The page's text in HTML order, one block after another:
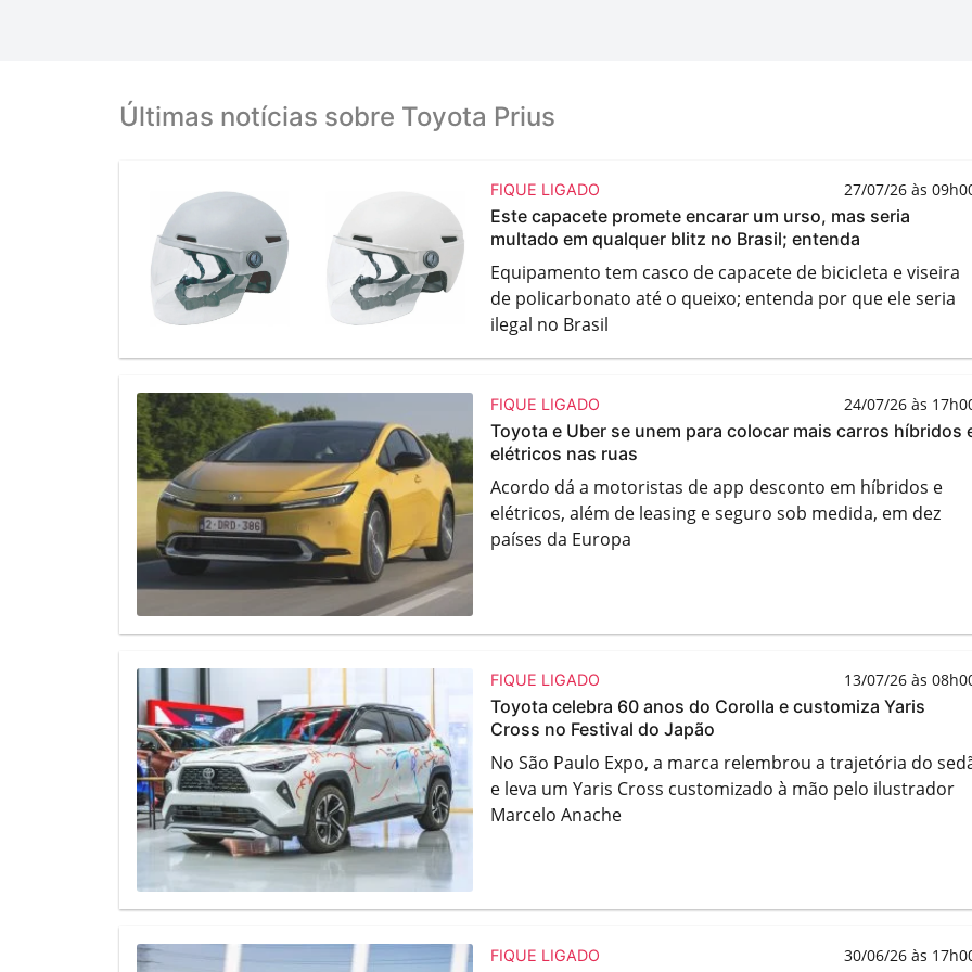
Últimas notícias sobre Toyota Prius
FIQUE LIGADO 27/07/26 às
Este capacete promete encarar um urso, mas seria
multado em qualquer blitz no Brasil; entenda
Equipamento tem casco de capacete de bicicleta e viseira
de policarbonato até o queixo; entenda por que ele seria
ilegal no Brasil
FIQUE LIGADO 24/07/26 às
Toyota e Uber se unem para colocar mais carros híbridos
elétricos nas ruas
Acordo dá a motoristas de app desconto em híbridos e
elétricos, além de leasing e seguro sob medida, em dez
países da Europa
FIQUE LIGADO 13/07/26 às
Toyota celebra 60 anos do Corolla e customiza Yaris
Cross no Festival do Japão
No São Paulo Expo, a marca relembrou a trajetória do
e leva um Yaris Cross customizado à mão pelo ilustrador
Marcelo Anache
FIQUE LIGADO 30/06/26 às